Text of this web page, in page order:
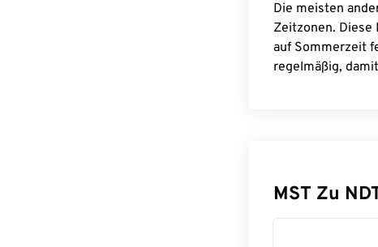
Die meisten
Zeitzonen.
auf Sommerzeit
regelmäßig,
MST Zu